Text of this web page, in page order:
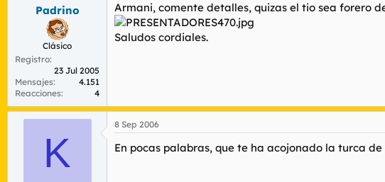
Padrino
Clásico
Registro
23 Jul 2005
Mensajes
4.151
Reacciones
4
Armani, comente detalles, quizas el tio sea forero
Saludos cordiales.
K
8 Sep 2006
En pocas palabras, que te ha acojonado la turca de